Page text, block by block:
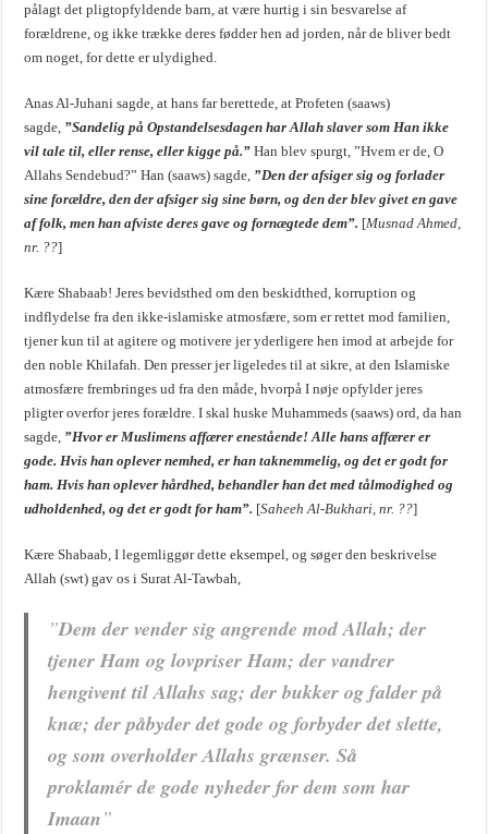
pålagt det pligtopfyldende barn, at være hurtig i sin besvarelse af
forældrene, og ikke trække deres fødder hen ad jorden, når de bliver bedt
om noget, for dette er ulydighed.
Anas Al-Juhani sagde, at hans far berettede, at Profeten (saaws)
sagde, ”Sandelig på Opstandelsesdagen har Allah slaver som Han ikke
vil tale til, eller rense, eller kigge på.” Han blev spurgt, ”Hvem er de, O
Allahs Sendebud?” Han (saaws) sagde, ”Den der afsiger sig og forlader
sine forældre, den der afsiger sig sine børn, og den der blev givet en gave
af folk, men han afviste deres gave og fornægtede dem”. [Musnad Ahmed,
nr. ??]
Kære Shabaab! Jeres bevidsthed om den beskidthed, korruption og
indflydelse fra den ikke-islamiske atmosfære, som er rettet mod familien,
tjener kun til at agitere og motivere jer yderligere hen imod at arbejde for
den noble Khilafah. Den presser jer ligeledes til at sikre, at den Islamiske
atmosfære frembringes ud fra den måde, hvorpå I nøje opfylder jeres
pligter overfor jeres forældre. I skal huske Muhammeds (saaws) ord, da han
sagde, ”Hvor er Muslimens affærer enestående! Alle hans affærer er
gode. Hvis han oplever nemhed, er han taknemmelig, og det er godt for
ham. Hvis han oplever hårdhed, behandler han det med tålmodighed og
udholdenhed, og det er godt for ham”. [Saheeh Al-Bukhari, nr. ??]
Kære Shabaab, I legemliggør dette eksempel, og søger den beskrivelse
Allah (swt) gav os i Surat Al-Tawbah,
”Dem der vender sig angrende mod Allah; der
tjener Ham og lovpriser Ham; der vandrer
hengivent til Allahs sag; der bukker og falder på
knæ; der påbyder det gode og forbyder det slette,
og som overholder Allahs grænser. Så
proklamér de gode nyheder for dem som har
Imaan”